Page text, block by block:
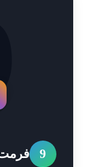
فرمت mp4